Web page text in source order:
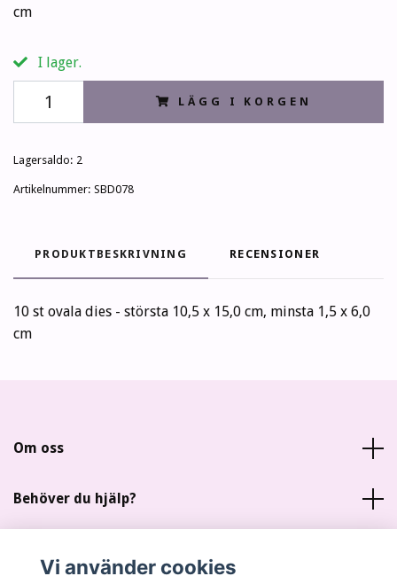
cm
I lager.
LÄGG I KORGEN
Lagersaldo: 2
Artikelnummer: SBD078
PRODUKTBESKRIVNING RECENSIONER
10 st ovala dies - största 10,5 x 15,0 cm, minsta 1,5 x 6,0
cm
Om oss
Behöver du hjälp?
Vi använder cookies